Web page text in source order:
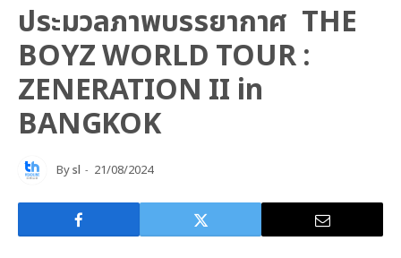
ประมวลภาพบรรยากาศ THE
BOYZ WORLD TOUR :
ZENERATION II in
BANGKOK
Bysl 21/08/2024